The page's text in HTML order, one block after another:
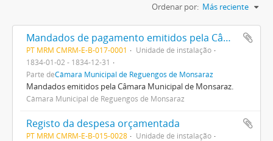
Ordenar por: Más reciente
Mandados de pagamento emitidos pela Câmara
PT MRM CMRM-E-B-017-0001
Unidade de instalação
1834-01-02 - 1834-12-31
Parte deCâmara Municipal de Reguengos de Monsaraz
Mandados emitidos pela Câmara Municipal de Monsaraz.
Câmara Municipal de Reguengos de Monsaraz
Registo da despesa orçamentada
PT MRM CMRM-E-B-015-0028
Unidade de instalação